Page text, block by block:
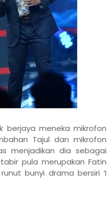
berjaya meneka mikrofon
Tajul dan mikrofon
menjadikan dia sebagai
pula merupakan Fatin
bunyi drama bersiri ‘I